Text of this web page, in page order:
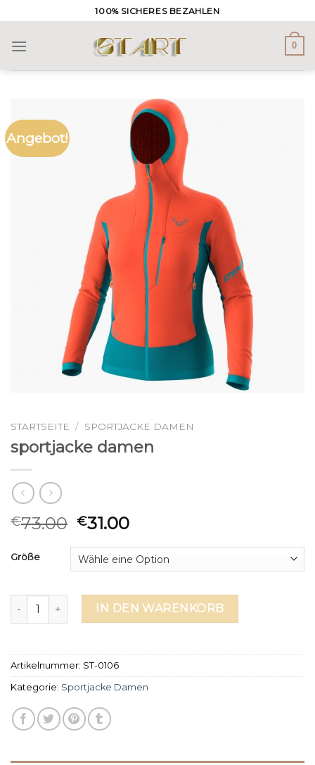
to
content
100% SICHERES BEZAHLEN
0
Angebot!
STARTSEITE / SPORTJACKE DAMEN
sportjacke damen
€73.00 €31.00
Größe
sportjacke damen MengeIN DEN WARENKORB
Artikelnummer: ST-0106
Kategorie: Sportjacke Damen